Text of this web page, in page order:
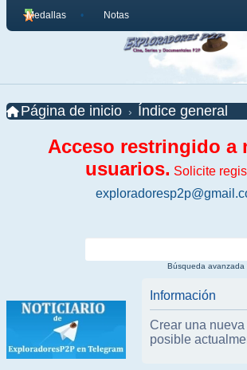
Medallas Notas
Página de inicio Índice general
Acceso restringido a
usuarios. Solicite
Búsqueda avanzada
Información
Crear una
posible